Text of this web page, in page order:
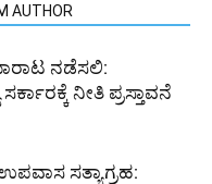
AUTHOR
ನಡೆಸಲಿ:
ನೀತಿ ಪ್ರಸ್ತಾವನೆ
ಸತ್ಯಾಗ್ರಹ: